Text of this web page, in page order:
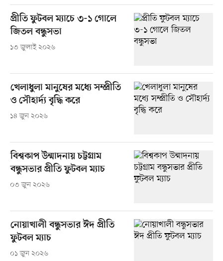
প্রীতি ফুটবল ম্যাচে ৩-১ গোলে
জিতল বন্ধুসভা
১৩ জুলাই ২০২৬
খেলাধুলা মানুষের মধ্যে সম্প্রীতি
ও সৌহার্দ্য বৃদ্ধি করে
১৪ জুন ২০২৬
বিশ্বকাপ উন্মাদনায় চট্টগ্রাম
বন্ধুসভার প্রীতি ফুটবল ম্যাচ
০৩ জুন ২০২৬
নোয়াখালী বন্ধুসভার ঈদ প্রীতি
ফুটবল ম্যাচ
০১ জুন ২০২৬